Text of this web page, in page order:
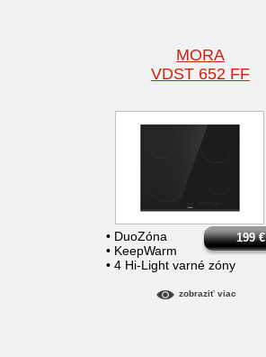
MORA
VDST 652 FF
• DuoZóna
• KeepWarm
• 4 Hi-Light varné zóny
199€
zobraziť viac